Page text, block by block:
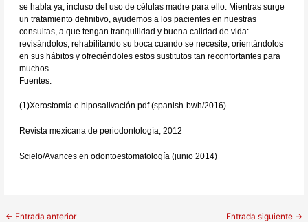
se habla ya, incluso del uso de células madre para ello. Mientras surge
un tratamiento definitivo, ayudemos a los pacientes en nuestras
consultas, a que tengan tranquilidad y buena calidad de vida:
revisándolos, rehabilitando su boca cuando se necesite, orientándolos
en sus hábitos y ofreciéndoles estos sustitutos tan reconfortantes para
muchos.
Fuentes:
(1)Xerostomía e hiposalivación pdf (spanish-bwh/2016)
Revista mexicana de periodontología, 2012
Scielo/Avances en odontoestomatología (junio 2014)
← Entrada anterior Entrada siguiente →